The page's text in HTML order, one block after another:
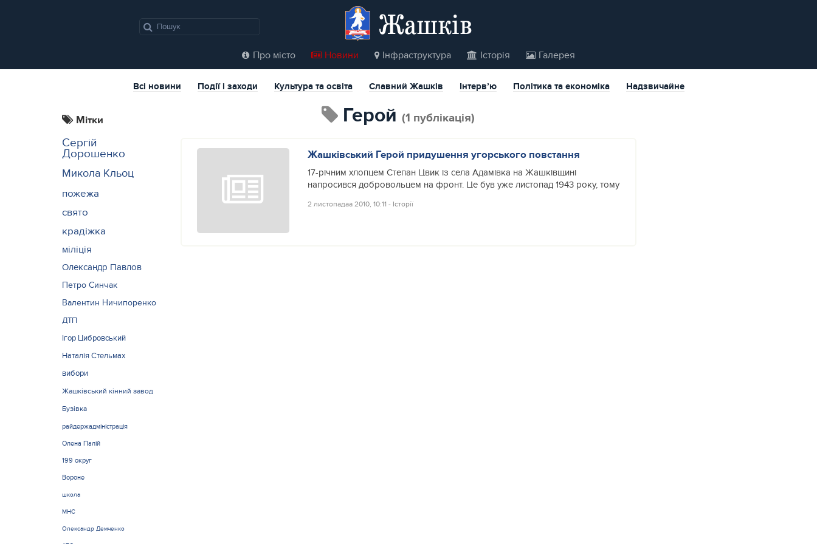
Жашків
Про місто Новини Інфраструктура Історія Галерея
Всі новини Події і заходи Культура та освіта Славний Жашків Інтерв’ю Політика та економіка Надзвичайне
Мітки
Сергій
Дорошенко
Микола Кльоц
пожежа
свято
крадіжка
міліція
Олександр Павлов
Петро Синчак
Валентин Ничипоренко
ДТП
Ігор Цибровський
Наталія Стельмах
вибори
Жашківський кінний завод
Бузівка
райдержадміністрація
Олена Палій
199 округ
Вороне
школа
МНС
Олександр Демченко
герой (1 публікація)
Жашківський Герой придушення угорського повстання
17-річним хлопцем Степан Цвик із села Адамівка на Жашківщині
напросився добровольцем на фронт. Це був уже листопад 1943 року, тому
2 листопадаа 2010, 10:11 ‐ Історії